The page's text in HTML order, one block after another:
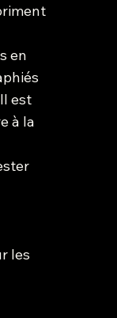
en
est
à la
les